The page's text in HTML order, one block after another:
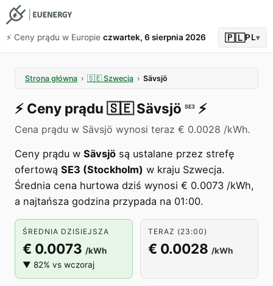
⚡️ Ceny prądu w Europie czwartek, 6 sierpnia 2026 🇵🇱PL▾
Strona główna › 🇸🇪 Szwecja › Sävsjö
⚡️ Ceny prądu 🇸🇪 Sävsjö SE3 ⚡️
Cena prądu w Sävsjö wynosi teraz € 0.0028 /kWh.
Ceny prądu w Sävsjö są ustalane przez strefę
ofertową SE3 (Stockholm) w kraju Szwecja.
Średnia cena hurtowa dziś wynosi € 0.0073 /kWh,
a najtańsza godzina przypada na 01:00.
ŚREDNIA DZISIEJSZA
€ 0.0073 /kWh
▼ 82% vs wczoraj
TERAZ (23:00)
€ 0.0028 /kWh